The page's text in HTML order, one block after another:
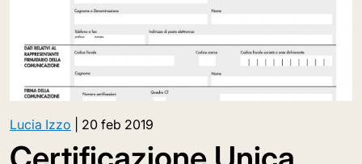
Lucia Izzo 20 feb 2019